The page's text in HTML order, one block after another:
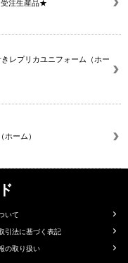
注生産品★
レプリカユニフォーム（ホー
ーム）
いて
引法に基づく表記
の取り扱い